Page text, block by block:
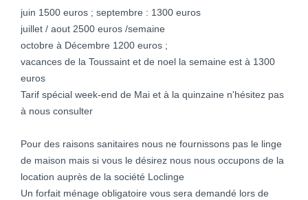
juin 1500 euros ; septembre : 1300 euros
juillet / aout 2500 euros /semaine
octobre à Décembre 1200 euros ;
vacances de la Toussaint et de noel la semaine est à 1300
euros
Tarif spécial week-end de Mai et à la quinzaine n'hésitez pas
à nous consulter
Pour des raisons sanitaires nous ne fournissons pas le linge
de maison mais si vous le désirez nous nous occupons de la
location auprès de la société Loclinge
Un forfait ménage obligatoire vous sera demandé lors de